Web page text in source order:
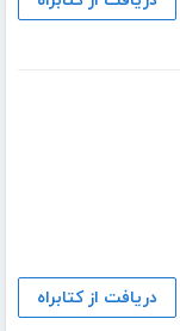
دریافت از کتابراه